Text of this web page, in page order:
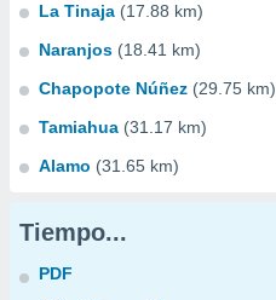
La Tinaja (17.88 km)
Naranjos (18.41 km)
Chapopote Núñez (29.75 km)
Tamiahua (31.17 km)
Alamo (31.65 km)
Tiempo...
PDF